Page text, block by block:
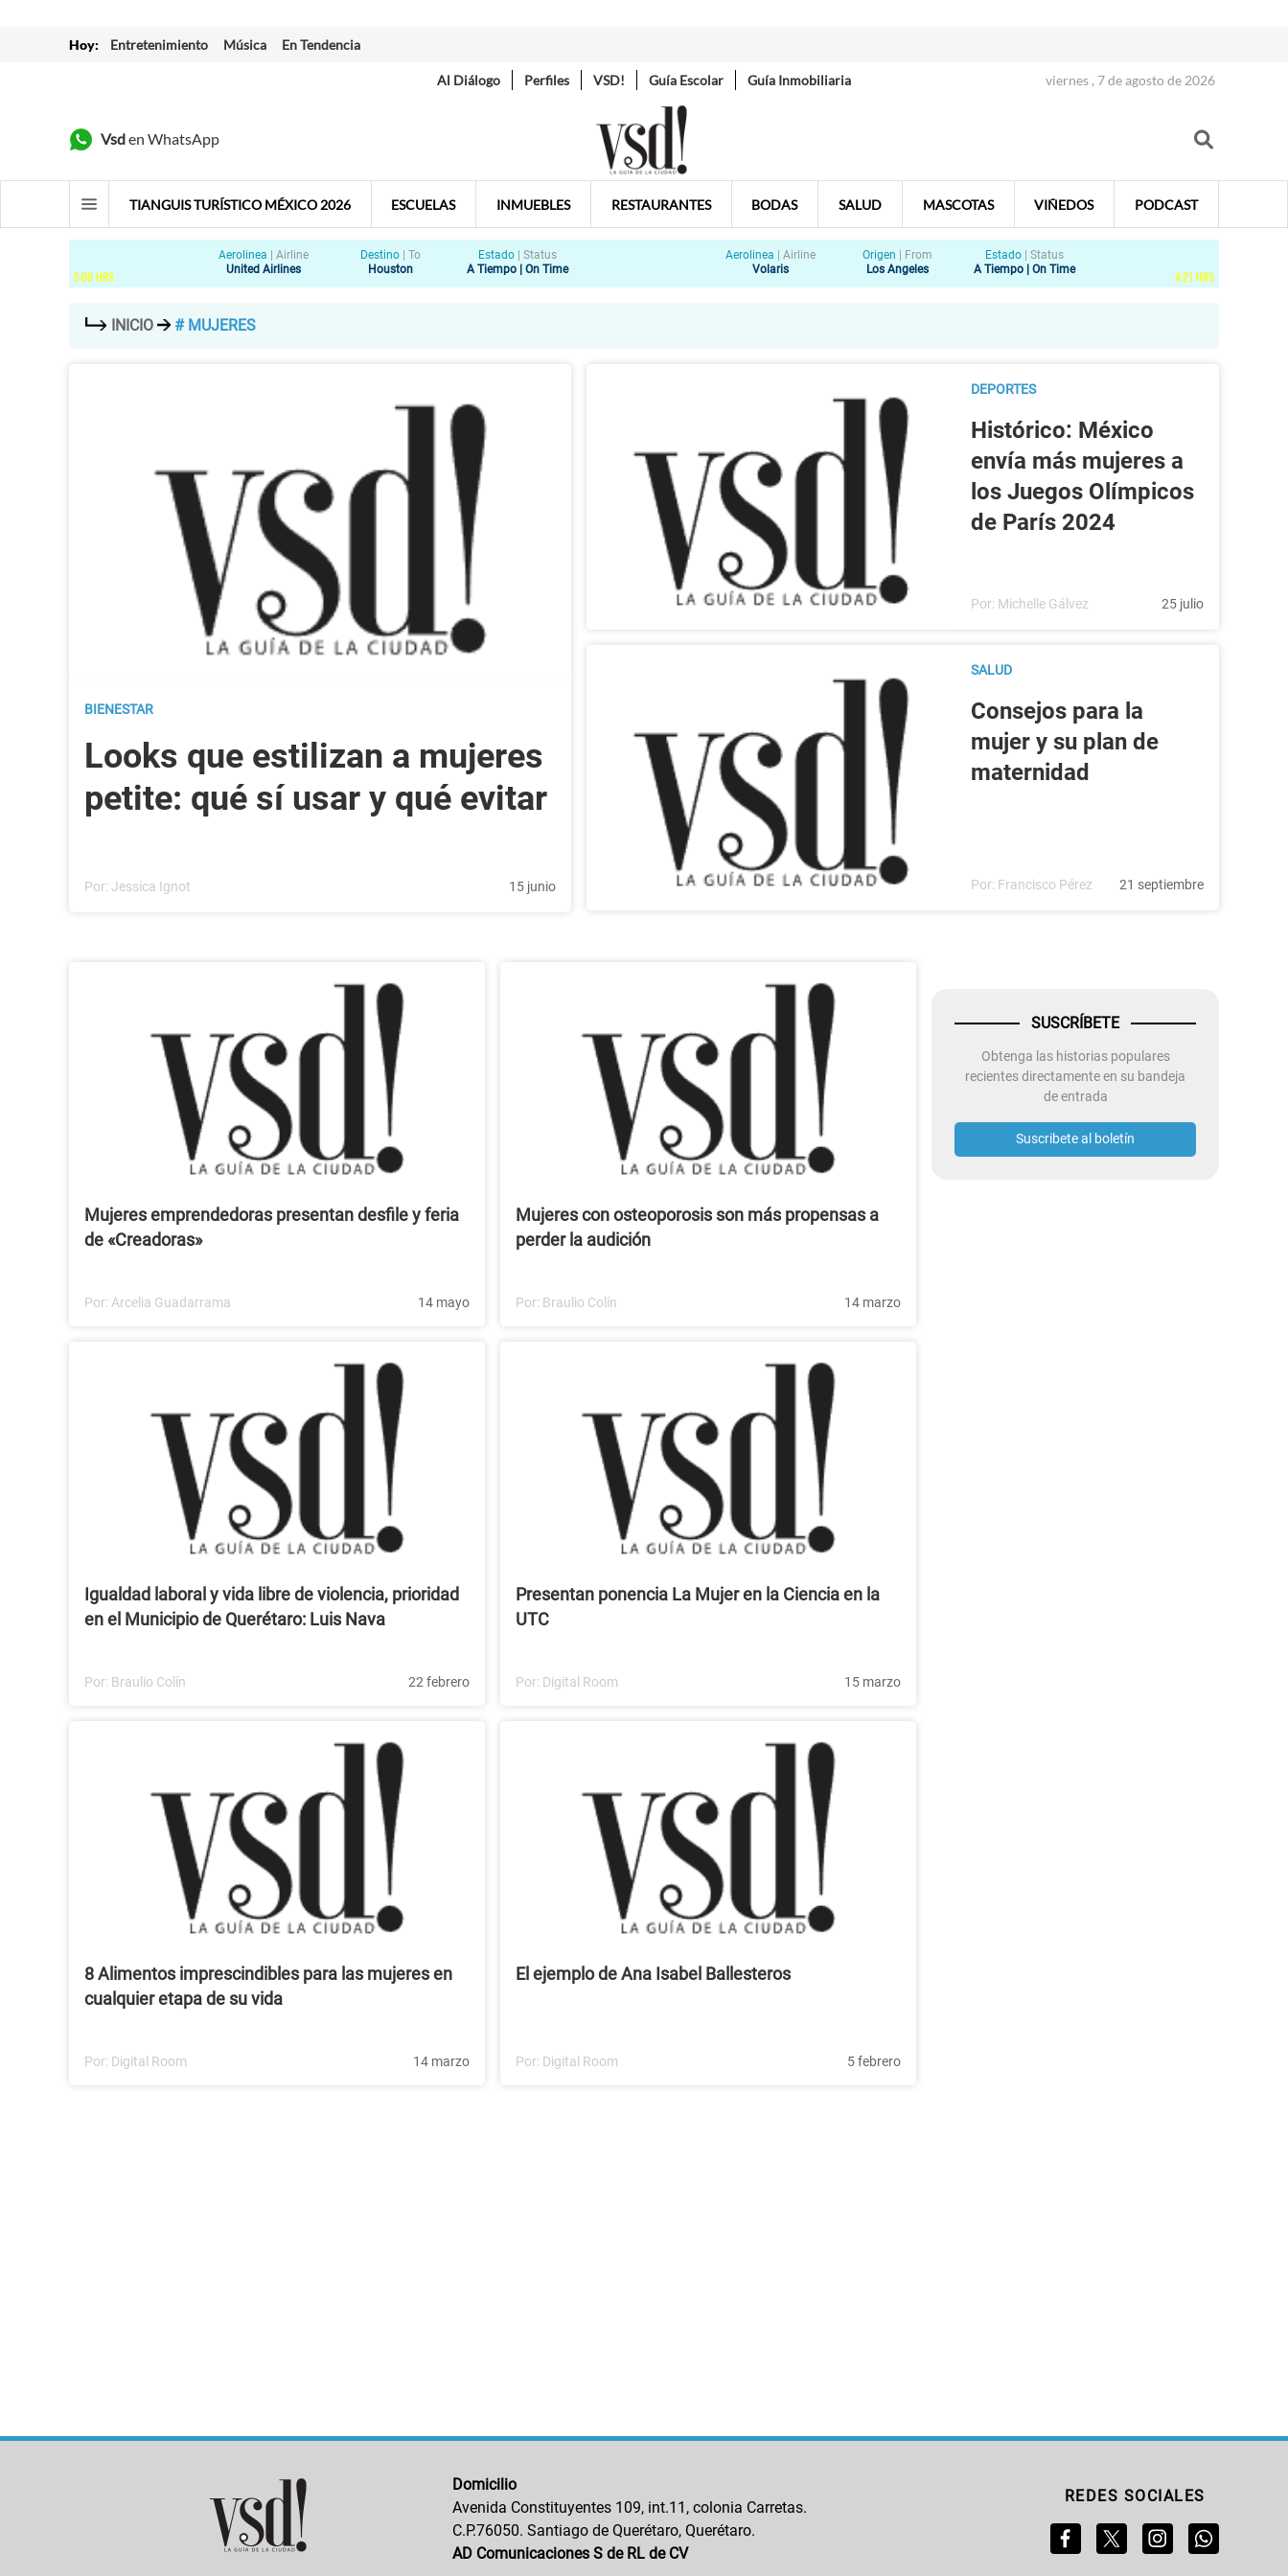
Hoy: Entretenimiento Música En Tendencia
Al Diálogo Perfiles VSD! Guía Escolar Guía Inmobiliaria viernes , 7 de agosto de 2026
Vsden WhatsApp
TIANGUIS TURÍSTICO MÉXICO 2026 ESCUELAS INMUEBLES RESTAURANTES BODAS SALUD MASCOTAS VIÑEDOS PODCAST
5:00HRS
Aerolinea
Airline
United Airlines
Destino
To
Houston
Estado
Status
A Tiempo | On Time
Aerolinea
Airline
Volaris
Origen
From
Los Angeles
Estado
Status
A Tiempo | On Time
4:21 HRS
INICIO # MUJERES
BIENESTAR
Looks que estilizan a mujeres
petite: qué sí usar y qué evitar
Por: Jessica Ignot 15 junio
DEPORTES
Histórico: México
envía más mujeres a
los Juegos Olímpicos
de París 2024
Por: Michelle Gálvez 25 julio
SALUD
Consejos para la
mujer y su plan de
maternidad
Por: Francisco Pérez 21 septiembre
Mujeres emprendedoras presentan desfile y feria
de «Creadoras»
Por: Arcelia Guadarrama 14 mayo
Mujeres con osteoporosis son más propensas a
perder la audición
Por: Braulio Colín 14 marzo
Igualdad laboral y vida libre de violencia, prioridad
en el Municipio de Querétaro: Luis Nava
Por: Braulio Colín 22 febrero
Presentan ponencia La Mujer en la Ciencia en la
UTC
Por: Digital Room 15 marzo
8 Alimentos imprescindibles para las mujeres en
cualquier etapa de su vida
Por: Digital Room 14 marzo
El ejemplo de Ana Isabel Ballesteros
Por: Digital Room 5 febrero
SUSCRÍBETE
Obtenga las historias populares
recientes directamente en su bandeja
de entrada
Suscribete al boletín
Domicilio
Avenida Constituyentes 109, int.11, colonia Carretas.
C.P.76050. Santiago de Querétaro, Querétaro.
AD Comunicaciones S de RL de CV
REDES SOCIALES